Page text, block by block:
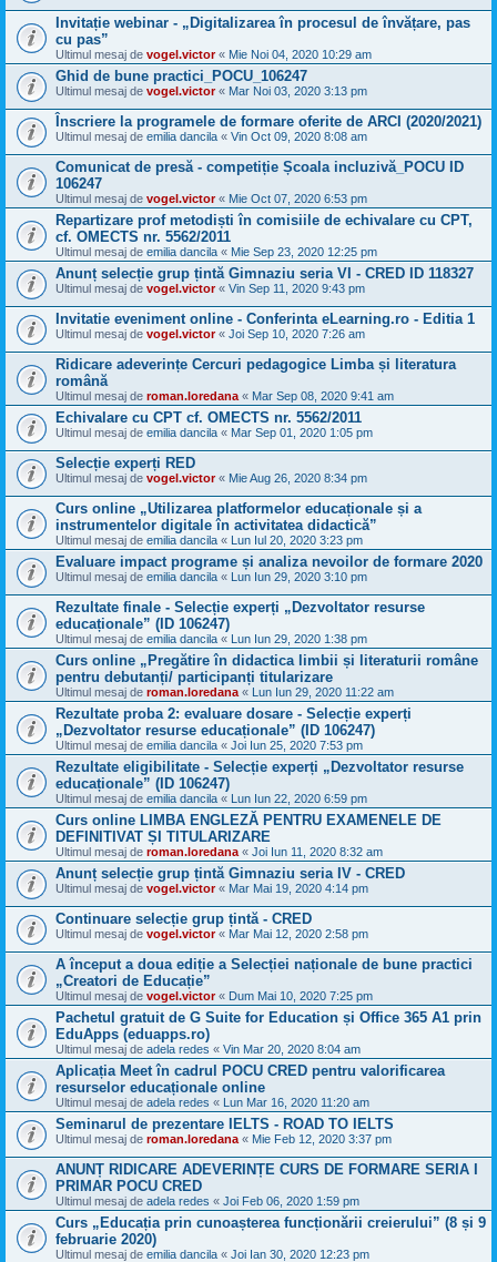
Invitație webinar - „Digitalizarea în procesul de învățare, pas
cu pas”
Ultimul mesaj de vogel.victor« Mie Noi 04, 2020 10:29 am
Ghid de bune practici_POCU_106247
Ultimul mesaj de vogel.victor« Mar Noi 03, 2020 3:13 pm
Înscriere la programele de formare oferite de ARCI (2020/2021)
Ultimul mesaj de emilia dancila « Vin Oct 09, 2020 8:08 am
Comunicat de presă - competiție Școala incluzivă_POCU ID
106247
Ultimul mesaj de vogel.victor« Mie Oct 07, 2020 6:53 pm
Repartizare prof metodiști în comisiile de echivalare cu CPT,
cf. OMECTS nr. 5562/2011
Ultimul mesaj de emilia dancila « Mie Sep 23, 2020 12:25 pm
Anunț selecție grup țintă Gimnaziu seria VI - CRED ID 118327
Ultimul mesaj de vogel.victor« Vin Sep 11, 2020 9:43 pm
Invitatie eveniment online - Conferinta eLearning.ro - Editia 1
Ultimul mesaj de vogel.victor« Joi Sep 10, 2020 7:26 am
Ridicare adeverințe Cercuri pedagogice Limba și literatura
română
Ultimul mesaj de roman.loredana « Mar Sep 08, 2020 9:41 am
Echivalare cu CPT cf. OMECTS nr. 5562/2011
Ultimul mesaj de emilia dancila « Mar Sep 01, 2020 1:05 pm
Selecție experți RED
Ultimul mesaj de vogel.victor« Mie Aug 26, 2020 8:34 pm
Curs online „Utilizarea platformelor educaționale și a
instrumentelor digitale în activitatea didactică”
Ultimul mesaj de emilia dancila « Lun Iul 20, 2020 3:23 pm
Evaluare impact programe și analiza nevoilor de formare 2020
Ultimul mesaj de emilia dancila « Lun Iun 29, 2020 3:10 pm
Rezultate finale - Selecție experți „Dezvoltator resurse
educaționale” (ID 106247)
Ultimul mesaj de emilia dancila « Lun Iun 29, 2020 1:38 pm
Curs online „Pregătire în didactica limbii și literaturii române
pentru debutanți/ participanți titularizare
Ultimul mesaj de roman.loredana « Lun Iun 29, 2020 11:22 am
Rezultate proba 2: evaluare dosare - Selecție experți
„Dezvoltator resurse educaționale” (ID 106247)
Ultimul mesaj de emilia dancila « Joi Iun 25, 2020 7:53 pm
Rezultate eligibilitate - Selecție experți „Dezvoltator resurse
educaționale” (ID 106247)
Ultimul mesaj de emilia dancila « Lun Iun 22, 2020 6:59 pm
Curs online LIMBA ENGLEZĂ PENTRU EXAMENELE DE
DEFINITIVAT ȘI TITULARIZARE
Ultimul mesaj de roman.loredana « Joi Iun 11, 2020 8:32 am
Anunț selecție grup țintă Gimnaziu seria IV - CRED
Ultimul mesaj de vogel.victor« Mar Mai 19, 2020 4:14 pm
Continuare selecție grup țintă - CRED
Ultimul mesaj de vogel.victor« Mar Mai 12, 2020 2:58 pm
A început a doua ediție a Selecției naționale de bune practici
„Creatori de Educație”
Ultimul mesaj de vogel.victor« Dum Mai 10, 2020 7:25 pm
Pachetul gratuit de G Suite for Education și Office 365 A1 prin
EduApps (eduapps.ro)
Ultimul mesaj de adela redes « Vin Mar 20, 2020 8:04 am
Aplicația Meet în cadrul POCU CRED pentru valorificarea
resurselor educaționale online
Ultimul mesaj de adela redes « Lun Mar 16, 2020 11:20 am
Seminarul de prezentare IELTS - ROAD TO IELTS
Ultimul mesaj de roman.loredana « Mie Feb 12, 2020 3:37 pm
ANUNȚ RIDICARE ADEVERINȚE CURS DE FORMARE SERIA I
PRIMAR POCU CRED
Ultimul mesaj de adela redes « Joi Feb 06, 2020 1:59 pm
Curs „Educația prin cunoașterea funcționării creierului” (8 și 9
februarie 2020)
Ultimul mesaj de emilia dancila « Joi Ian 30, 2020 12:23 pm